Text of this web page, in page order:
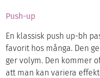
Push-up
En klassisk push up-bh
favorit hos många. Den
ger volym. Den kommer
att man kan variera